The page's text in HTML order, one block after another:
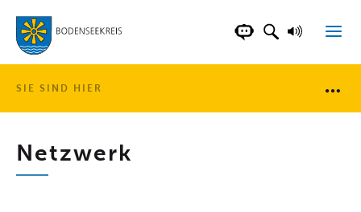
LANDKREISCHATBOT DER
SUCHFELD
SIE SIND HIER
Netzwerk